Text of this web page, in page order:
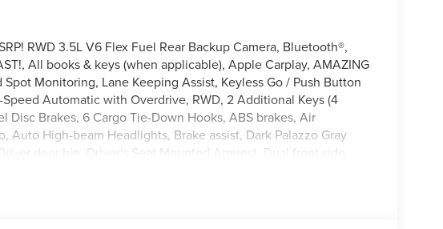
RWD 3.5L V6 Flex Fuel Rear Backup Camera, Bluetooth®,
All books & keys (when applicable), Apple Carplay, AMAZING
Monitoring, Lane Keeping Assist, Keyless Go / Push Button
Automatic with Overdrive, RWD, 2 Additional Keys (4
Disc Brakes, 6 Cargo Tie-Down Hooks, ABS brakes, Air
Auto High-beam Headlights, Brake assist, Dark Palazzo Gray
door bin, Driver's Seat Mounted Armrest, Dual front side
Included), Front anti-roll bar, Front Bucket Seats, Full Rear